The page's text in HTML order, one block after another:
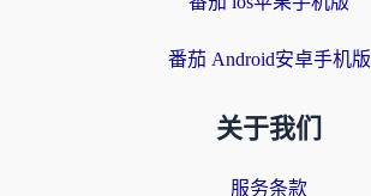
番茄 Android安卓手机版
关于我们
服务条款